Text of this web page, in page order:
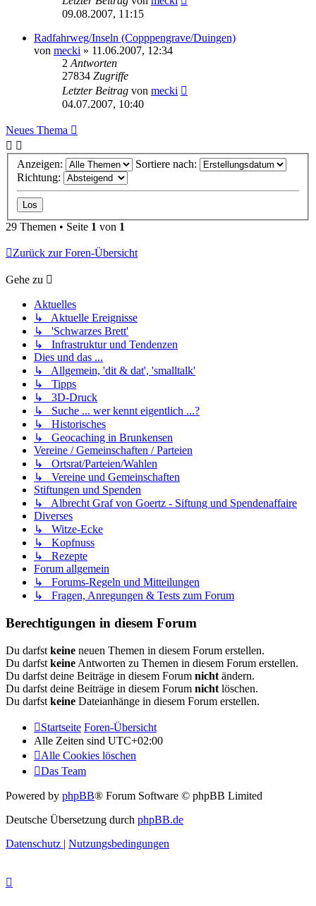
09.08.2007, 11:15
Radfahrweg/Inseln (Copppengrave/Duingen)
von mecki » 11.06.2007, 12:34
2 Antworten
27834 Zugriffe
Letzter Beitrag von mecki
04.07.2007, 10:40
Neues Thema
Anzeigen:
Sortiere nach:
Richtung:
29 Themen • Seite 1 von 1
Zurück zur Foren-Übersicht
Gehe zu
Aktuelles
↳ Aktuelle Ereignisse
↳ 'Schwarzes Brett'
↳ Infrastruktur und Tendenzen
Dies und das ...
↳ Allgemein, 'dit & dat', 'smalltalk'
↳ Tipps
↳ 3D-Druck
↳ Suche ... wer kennt eigentlich ...?
↳ Historisches
↳ Geocaching in Brunkensen
Vereine / Gemeinschaften / Parteien
↳ Ortsrat/Parteien/Wahlen
↳ Vereine und Gemeinschaften
Stiftungen und Spenden
↳ Albrecht Graf von Goertz - Siftung und Spendenaffaire
Diverses
↳ Witze-Ecke
↳ Kopfnuss
↳ Rezepte
Forum allgemein
↳ Forums-Regeln und Mitteilungen
↳ Fragen, Anregungen & Tests zum Forum
Berechtigungen in diesem Forum
Du darfst keine neuen Themen in diesem Forum erstellen.
Du darfst keine Antworten zu Themen in diesem Forum erstellen.
Du darfst deine Beiträge in diesem Forum nicht ändern.
Du darfst deine Beiträge in diesem Forum nicht löschen.
Du darfst keine Dateianhänge in diesem Forum erstellen.
Startseite Foren-Übersicht
Alle Zeiten sind UTC+02:00
Alle Cookies löschen
Das Team
Powered by phpBB® Forum Software © phpBB Limited
Deutsche Übersetzung durch phpBB.de
Datenschutz | Nutzungsbedingungen